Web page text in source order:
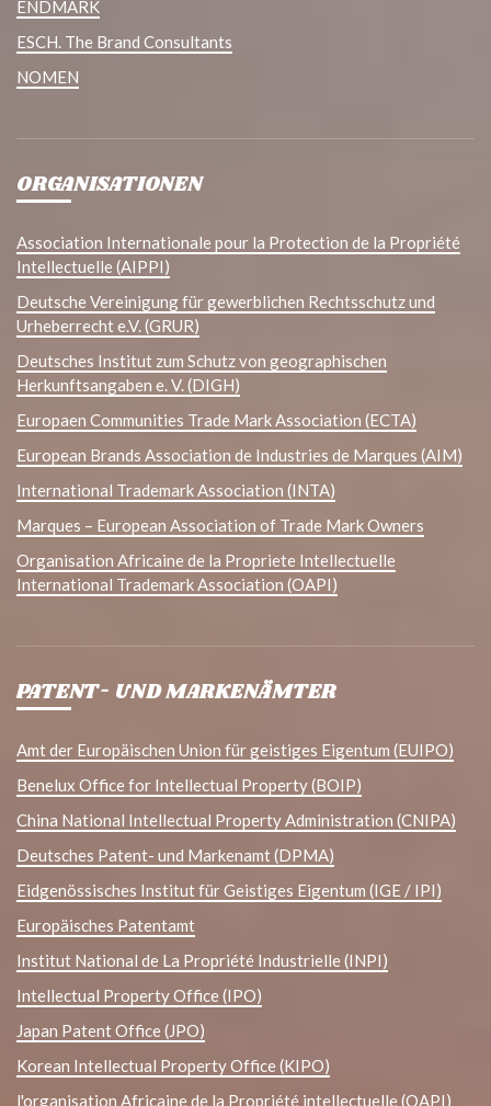
ENDMARK
ESCH. The Brand Consultants
NOMEN
ORGANISATIONEN
Association Internationale pour la Protection de la Propriété
Intellectuelle (AIPPI)
Deutsche Vereinigung für gewerblichen Rechtsschutz und
Urheberrecht e.V. (GRUR)
Deutsches Institut zum Schutz von geographischen
Herkunftsangaben e. V. (DIGH)
Europaen Communities Trade Mark Association (ECTA)
European Brands Association de Industries de Marques (AIM)
International Trademark Association (INTA)
Marques – European Association of Trade Mark Owners
Organisation Africaine de la Propriete Intellectuelle
International Trademark Association (OAPI)
PATENT- UND MARKENÄMTER
Amt der Europäischen Union für geistiges Eigentum (EUIPO)
Benelux Office for Intellectual Property (BOIP)
China National Intellectual Property Administration (CNIPA)
Deutsches Patent- und Markenamt (DPMA)
Eidgenössisches Institut für Geistiges Eigentum (IGE / IPI)
Europäisches Patentamt
Institut National de La Propriété Industrielle (INPI)
Intellectual Property Office (IPO)
Japan Patent Office (JPO)
Korean Intellectual Property Office (KIPO)
l'organisation Africaine de la Propriété intellectuelle (OAPI)